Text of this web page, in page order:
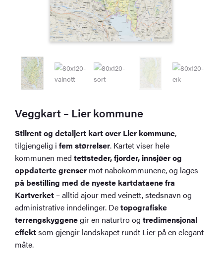
Veggkart – Lier kommune
Stilrent og detaljert kart over Lier kommune,
tilgjengelig ifem størrelser. Kartet viser hele
kommunen medtettsteder, fjorder, innsjøer og
oppdaterte grenser mot nabokommunene, og lages
på bestilling med de nyeste kartdataene fra
Kartverket – alltid ajour med veinett, stedsnavn og
administrative inndelinger. Detopografiske
terrengskyggenegir en naturtro ogtredimensjonal
effektsom gjengir landskapet rundt Lier på en elegant
måte.